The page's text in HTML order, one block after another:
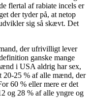
flertal af rabiate incels er
der tyder på, at netop
sig så skævt. Det
der ufrivilligt lever
ganske mange
i USA aldrig har sex,
20-25 % af alle mænd, der
60 % eller mere er det
og 28 % af alle yngre og